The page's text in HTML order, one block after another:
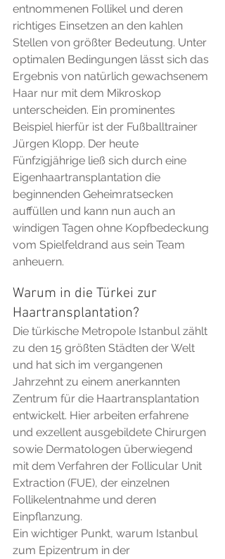
entnommenen Follikel und deren
richtiges Einsetzen an den kahlen
Stellen von größter Bedeutung. Unter
optimalen Bedingungen lässt sich das
Ergebnis von natürlich gewachsenem
Haar nur mit dem Mikroskop
unterscheiden. Ein prominentes
Beispiel hierfür ist der Fußballtrainer
Jürgen Klopp. Der heute
Fünfzigjährige ließ sich durch eine
Eigenhaartransplantation die
beginnenden Geheimratsecken
auffüllen und kann nun auch an
windigen Tagen ohne Kopfbedeckung
vom Spielfeldrand aus sein Team
anheuern.
Warum in die Türkei zur
Haartransplantation?
Die türkische Metropole Istanbul zählt
zu den 15 größten Städten der Welt
und hat sich im vergangenen
Jahrzehnt zu einem anerkannten
Zentrum für die Haartransplantation
entwickelt. Hier arbeiten erfahrene
und exzellent ausgebildete Chirurgen
sowie Dermatologen überwiegend
mit dem Verfahren der Follicular Unit
Extraction (FUE), der einzelnen
Follikelentnahme und deren
Einpflanzung.
Ein wichtiger Punkt, warum Istanbul
zum Epizentrum in der